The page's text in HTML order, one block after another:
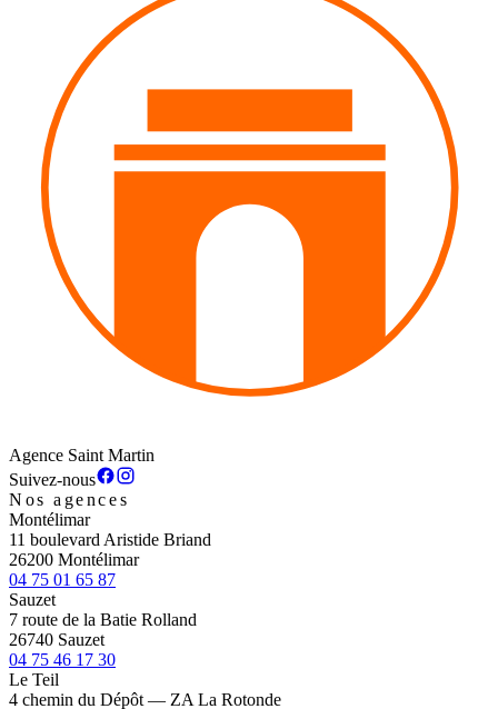
Agence Saint Martin
Suivez-nous
Nos agences
Montélimar
11 boulevard Aristide Briand
26200 Montélimar
04 75 01 65 87
Sauzet
7 route de la Batie Rolland
26740 Sauzet
04 75 46 17 30
Le Teil
4 chemin du Dépôt — ZA La Rotonde